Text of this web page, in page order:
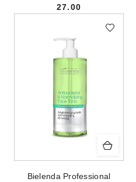
antybakteryjny 250ml
Cena:
27.00
Bielenda Professional